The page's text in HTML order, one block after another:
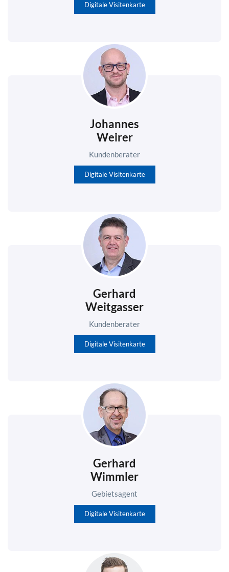
Digitale Visitenkarte
Johannes
Weirer
Kundenberater
Digitale Visitenkarte
Gerhard
Weitgasser
Kundenberater
Digitale Visitenkarte
Gerhard
Wimmler
Gebietsagent
Digitale Visitenkarte